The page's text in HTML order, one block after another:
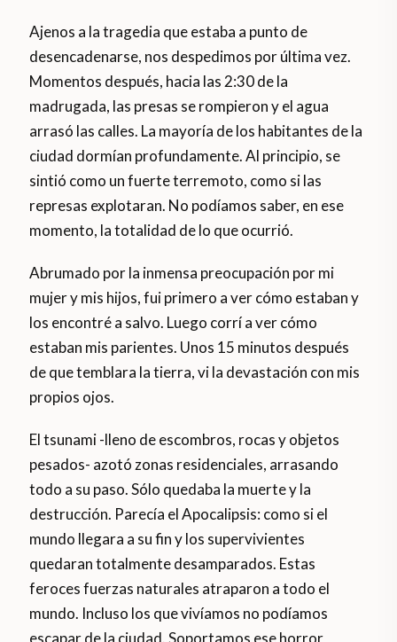
Ajenos a la tragedia que estaba a punto de
desencadenarse, nos despedimos por última vez.
Momentos después, hacia las 2:30 de la
madrugada, las presas se rompieron y el agua
arrasó las calles. La mayoría de los habitantes de la
ciudad dormían profundamente. Al principio, se
sintió como un fuerte terremoto, como si las
represas explotaran. No podíamos saber, en ese
momento, la totalidad de lo que ocurrió.
Abrumado por la inmensa preocupación por mi
mujer y mis hijos, fui primero a ver cómo estaban y
los encontré a salvo. Luego corrí a ver cómo
estaban mis parientes. Unos 15 minutos después
de que temblara la tierra, vi la devastación con mis
propios ojos.
El tsunami -lleno de escombros, rocas y objetos
pesados- azotó zonas residenciales, arrasando
todo a su paso. Sólo quedaba la muerte y la
destrucción. Parecía el Apocalipsis: como si el
mundo llegara a su fin y los supervivientes
quedaran totalmente desamparados. Estas
feroces fuerzas naturales atraparon a todo el
mundo. Incluso los que vivíamos no podíamos